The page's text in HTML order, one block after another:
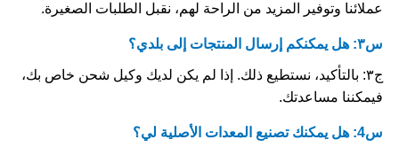
عملائنا وتوفير المزيد من الراحة لهم، نقبل الطلبات الصغيرة.
س٣: هل يمكنكم إرسال المنتجات إلى بلدي؟
ج٣: بالتأكيد، نستطيع ذلك. إذا لم يكن لديك وكيل شحن خاص بك،
فيمكننا مساعدتك.
س4: هل يمكنك تصنيع المعدات الأصلية لي؟